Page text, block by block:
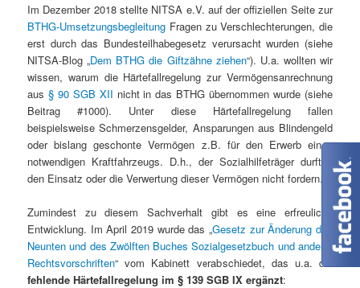
Im Dezember 2018 stellte NITSA e.V. auf der offiziellen Seite zur
BTHG-Umsetzungsbegleitung Fragen zu Verschlechterungen, die
erst durch das Bundesteilhabegesetz verursacht wurden (siehe
NITSA-Blog „Dem BTHG die Giftzähne ziehen“). U.a. wollten wir
wissen, warum die Härtefallregelung zur Vermögensanrechnung
aus § 90 SGB XII nicht in das BTHG übernommen wurde (siehe
Beitrag #1000). Unter diese Härtefallregelung fallen
beispielsweise Schmerzensgelder, Ansparungen aus Blindengeld
oder bislang geschonte Vermögen z.B. für den Erwerb eines
notwendigen Kraftfahrzeugs. D.h., der Sozialhilfeträger durften
den Einsatz oder die Verwertung dieser Vermögen nicht fordern.
Zumindest zu diesem Sachverhalt gibt es eine erfreuliche
Entwicklung. Im April 2019 wurde das „Gesetz zur Änderung des
Neunten und des Zwölften Buches Sozialgesetzbuch und anderer
Rechtsvorschriften“ vom Kabinett verabschiedet, das u.a. die
fehlende Härtefallregelung im § 139 SGB IX ergänzt: